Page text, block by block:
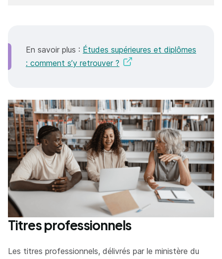
En savoir plus : Études supérieures et diplômes
: comment s’y retrouver ?
Titres professionnels
Les titres professionnels, délivrés par le ministère du